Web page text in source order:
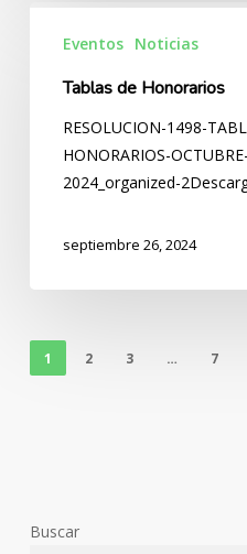
Eventos Noticias
Tablas de Honorarios
RESOLUCION-1498-
HONORARIOS-OCTUBRE-
2024_organized-
septiembre 26, 2024
1 2 3 … 7
Buscar